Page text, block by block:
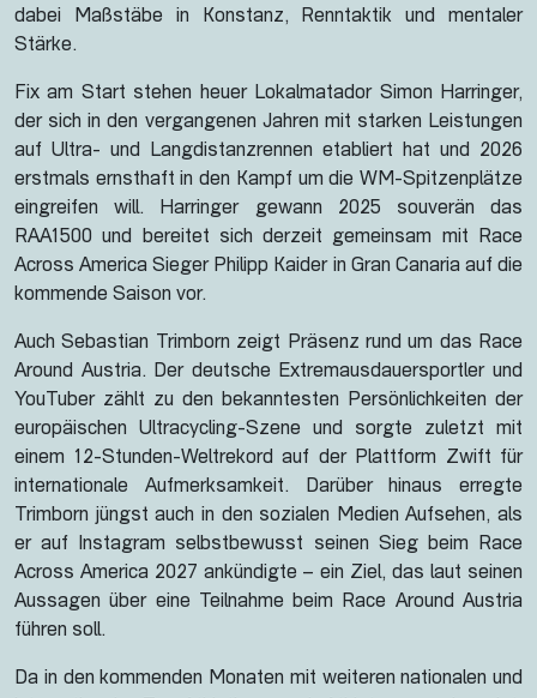
dabei Maßstäbe in Konstanz, Renntaktik und mentaler
Stärke.
Fix am Start stehen heuer Lokalmatador Simon Harringer,
der sich in den vergangenen Jahren mit starken Leistungen
auf Ultra- und Langdistanzrennen etabliert hat und 2026
erstmals ernsthaft in den Kampf um die WM-Spitzenplätze
eingreifen will. Harringer gewann 2025 souverän das
RAA1500 und bereitet sich derzeit gemeinsam mit Race
Across America Sieger Philipp Kaider in Gran Canaria auf die
kommende Saison vor.
Auch Sebastian Trimborn zeigt Präsenz rund um das Race
Around Austria. Der deutsche Extremausdauersportler und
YouTuber zählt zu den bekanntesten Persönlichkeiten der
europäischen Ultracycling-Szene und sorgte zuletzt mit
einem 12-Stunden-Weltrekord auf der Plattform Zwift für
internationale Aufmerksamkeit. Darüber hinaus erregte
Trimborn jüngst auch in den sozialen Medien Aufsehen, als
er auf Instagram selbstbewusst seinen Sieg beim Race
Across America 2027 ankündigte – ein Ziel, das laut seinen
Aussagen über eine Teilnahme beim Race Around Austria
führen soll.
Da in den kommenden Monaten mit weiteren nationalen und